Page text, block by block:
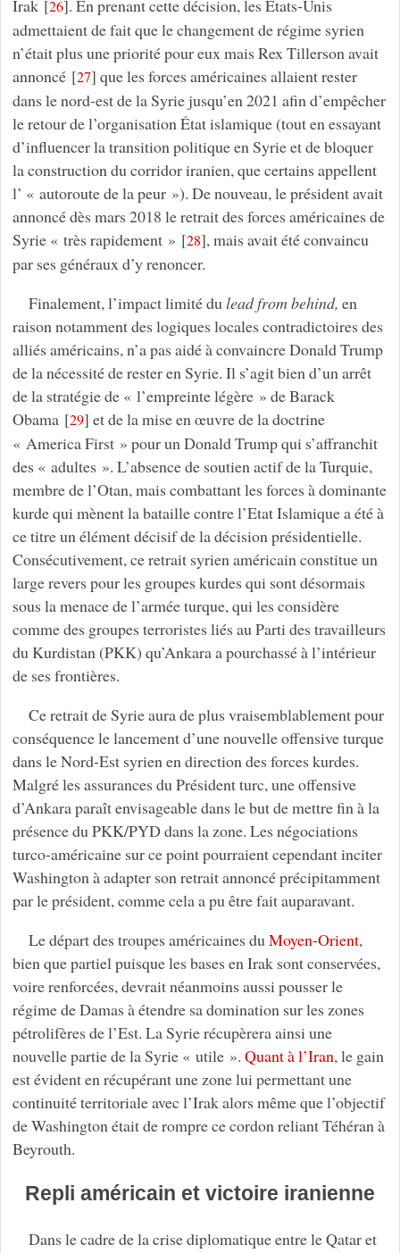
Irak[26]. En prenant cette décision, les Etats-Unis
admettaient de fait que le changement de régime syrien
n’était plus une priorité pour eux mais Rex Tillerson avait
annoncé[27] que les forces américaines allaient rester
dans le nord-est de la Syrie jusqu’en 2021 afin d’empêcher
le retour de l’organisation État islamique (tout en essayant
d’influencer la transition politique en Syrie et de bloquer
la construction du corridor iranien, que certains appellent
l’ « autoroute de la peur »). De nouveau, le président avait
annoncé dès mars 2018 le retrait des forces américaines de
Syrie « très rapidement » [28], mais avait été convaincu
par ses généraux d’y renoncer.
Finalement, l’impact limité dulead from behind, en
raison notamment des logiques locales contradictoires des
alliés américains, n’a pas aidé à convaincre Donald Trump
de la nécessité de rester en Syrie. Il s’agit bien d’un arrêt
de la stratégie de « l’empreinte légère » de Barack
Obama[29] et de la mise en œuvre de la doctrine
« America First » pour un Donald Trump qui s’affranchit
des « adultes ». L’absence de soutien actif de la Turquie,
membre de l’Otan, mais combattant les forces à dominante
kurde qui mènent la bataille contre l’Etat Islamique a été à
ce titre un élément décisif de la décision présidentielle.
Consécutivement, ce retrait syrien américain constitue un
large revers pour les groupes kurdes qui sont désormais
sous la menace de l’armée turque, qui les considère
comme des groupes terroristes liés au Parti des travailleurs
du Kurdistan (PKK) qu’Ankara a pourchassé à l’intérieur
de ses frontières.
Ce retrait de Syrie aura de plus vraisemblablement pour
conséquence le lancement d’une nouvelle offensive turque
dans le Nord-Est syrien en direction des forces kurdes.
Malgré les assurances du Président turc, une offensive
d’Ankara paraît envisageable dans le but de mettre fin à la
présence du PKK/PYD dans la zone. Les négociations
turco-américaine sur ce point pourraient cependant inciter
Washington à adapter son retrait annoncé précipitamment
par le président, comme cela a pu être fait auparavant.
Le départ des troupes américaines du Moyen-Orient,
bien que partiel puisque les bases en Irak sont conservées,
voire renforcées, devrait néanmoins aussi pousser le
régime de Damas à étendre sa domination sur les zones
pétrolifères de l’Est. La Syrie récupèrera ainsi une
nouvelle partie de la Syrie « utile ». Quant à l’Iran, le gain
est évident en récupérant une zone lui permettant une
continuité territoriale avec l’Irak alors même que l’objectif
de Washington était de rompre ce cordon reliant Téhéran à
Beyrouth.
Repli américain et victoire iranienne
Dans le cadre de la crise diplomatique entre le Qatar et